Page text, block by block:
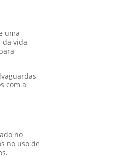
uma
da vida,
com a
no
no uso de